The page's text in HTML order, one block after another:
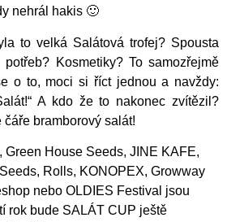
nehrál hakis 🙂
to velká Salátová trofej? Spousta
Kosmetiky? To samozřejmě
o to, moci si říct jednou a navždy:
A kdo že to nakonec zvítězil?
bramborový salát!
Green House Seeds, JINE KAFE,
Rolls, KONOPEX, Growway
nebo OLDIES Festival jsou
rok bude SALÁT CUP ještě